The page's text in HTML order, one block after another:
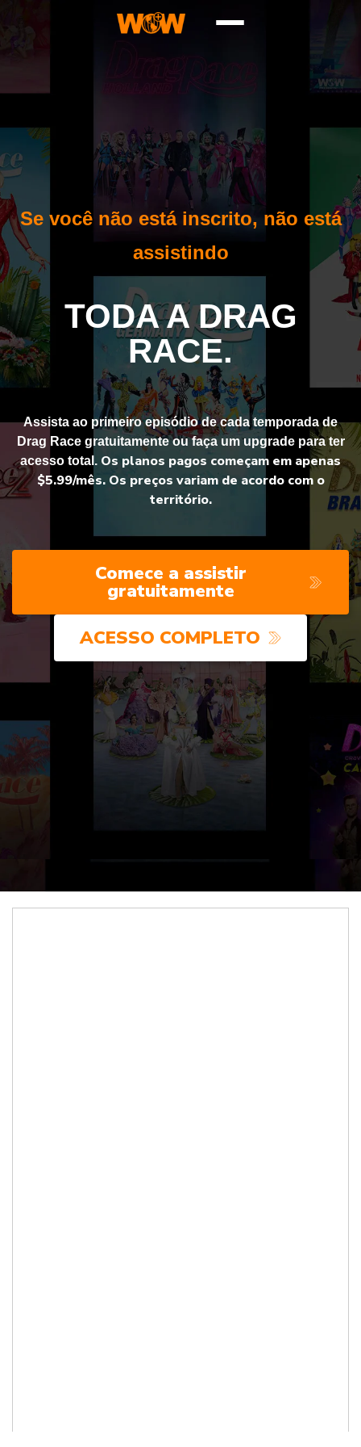
Se você não está inscrito, não está
assistindo
TODA A DRAG
RACE.
Assista ao primeiro episódio de cada temporada de
Drag Race gratuitamente ou faça um upgrade para ter
acesso total. Os planos pagos começam em apenas
$5.99/mês. Os preços variam de acordo com o
território.
Comece a assistir
gratuitamente
ACESSO COMPLETO